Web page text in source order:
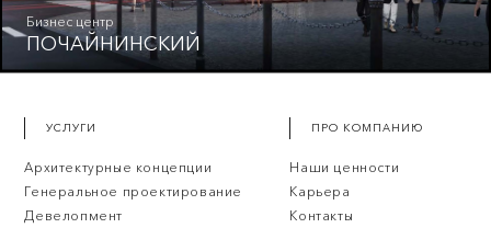
Бизнес центр
ПОЧАЙНИНСКИЙ
УСЛУГИ
Архитектурные концепции
Генеральное проектирование
Девелопмент
ПРО КОМПАНИЮ
Наши ценности
Карьера
Контакты